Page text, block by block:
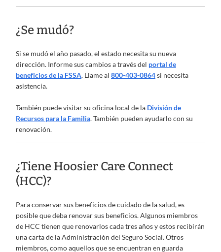
¿Se mudó?
Si se mudó el año pasado, el estado necesita su nueva
dirección. Informe sus cambios a través del portal de
beneficios de la FSSA. Llame al 800-403-0864si necesita
asistencia.
También puede visitar su oficina local de la División de
Recursos para la Familia. También pueden ayudarlo con su
renovación.
¿Tiene Hoosier Care Connect
(HCC)?
Para conservar sus beneficios de cuidado de la salud, es
posible que deba renovar sus beneficios. Algunos miembros
de HCC tienen que renovarlos cada tres años y estos recibirán
una carta de la Administración del Seguro Social. Otros
miembros, como aquellos que se encuentran en guarda